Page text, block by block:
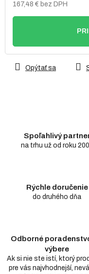
167,48 € bez DPH
Jednotková
Opýtať sa
Spoľahlivý
na trhu už od roku
Rýchle doručenie
do druhého dňa
Odborné
výbere
Ak si nie ste istí, ktorý
pre vás najvhodnejší,